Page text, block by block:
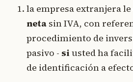
la empresa extranjera
neta sin IVA, con
procedimiento de
pasivo - siusted ha
de identificación a